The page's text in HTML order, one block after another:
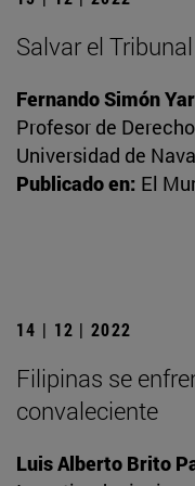
Salvar el
Fernando Simón
Profesor de
Universidad de
Publicado en: El
14 | 12 | 2022
Filipinas se
convaleciente
Luis Alberto Brito